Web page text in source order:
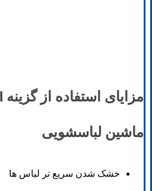
ماشین لباسشویی
خشک شدن سریع تر لباس ها